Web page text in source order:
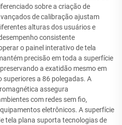
sobre a criação de
de calibração ajustam
alturas dos usuários e
consistente
o painel interativo de tela
precisão em toda a superfície
a exatidão mesmo em
a 86 polegadas. A
assegura
com redes sem fio,
eletrônicos. A superfície
tela plana suporta tecnologias de